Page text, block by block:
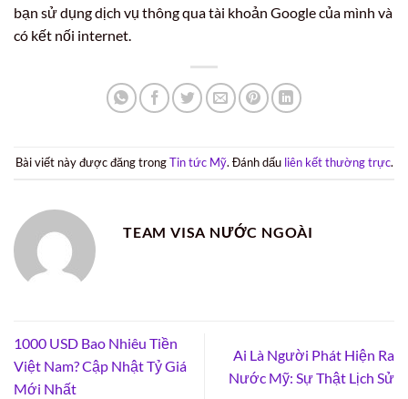
bạn sử dụng dịch vụ thông qua tài khoản Google của mình và
có kết nối internet.
Bài viết này được đăng trongTin tức Mỹ. Đánh dấu liên kết thường trực.
TEAM VISA NƯỚC NGOÀI
1000 USD Bao Nhiêu Tiền
Việt Nam? Cập Nhật Tỷ Giá
Mới Nhất
Ai Là Người Phát Hiện Ra
Nước Mỹ: Sự Thật Lịch Sử